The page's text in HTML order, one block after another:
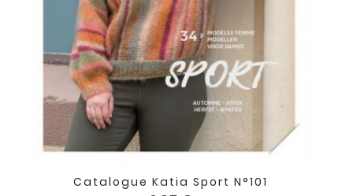
Catalogue Katia Sport N°101